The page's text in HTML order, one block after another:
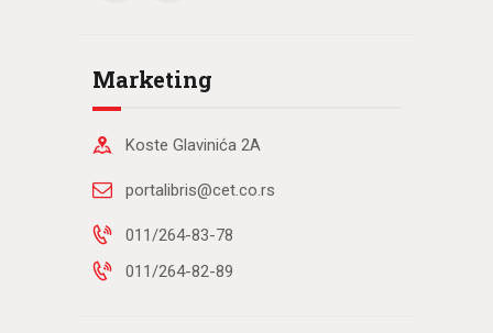
Marketing
Koste Glavinića 2A
portalibris@cet.co.rs
011/264-83-78
011/264-82-89